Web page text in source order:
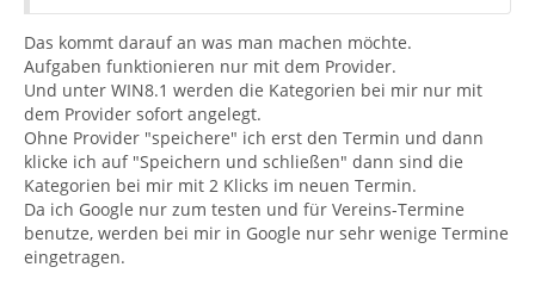
Das kommt darauf an was man machen möchte.
Aufgaben funktionieren nur mit dem Provider.
Und unter WIN8.1 werden die Kategorien bei mir nur mit
dem Provider sofort angelegt.
Ohne Provider "speichere" ich erst den Termin und dann
klicke ich auf "Speichern und schließen" dann sind die
Kategorien bei mir mit 2 Klicks im neuen Termin.
Da ich Google nur zum testen und für Vereins-Termine
benutze, werden bei mir in Google nur sehr wenige Termine
eingetragen.